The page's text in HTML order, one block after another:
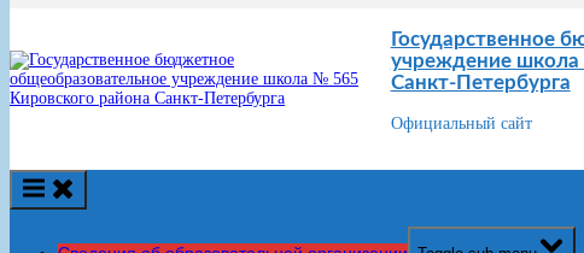
Государственное
учреждение
Санкт-Петербурга
Официальный сайт